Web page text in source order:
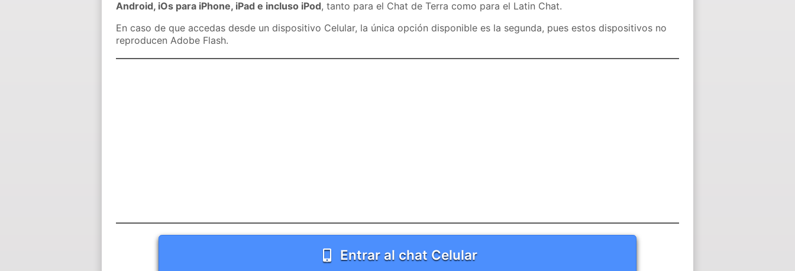
Android, iOs para iPhone, iPad e incluso iPod, tanto para el Chat de Terra como para el Latin Chat.
En caso de que accedas desde un dispositivo Celular, la única opción disponible es la segunda, pues estos dispositivos no
reproducen Adobe Flash.
Entrar al chat Celular